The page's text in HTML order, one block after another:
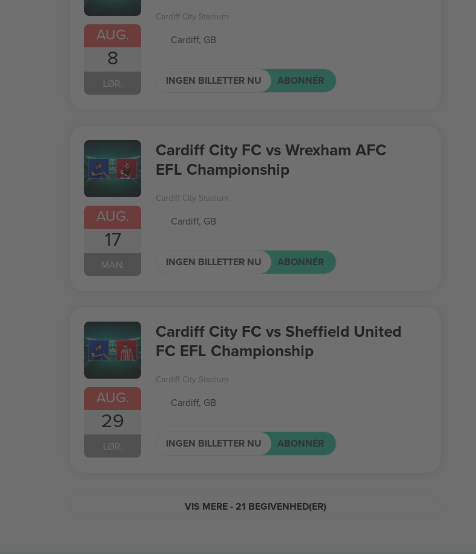
AUG.
8
LØR.
Cardiff City Stadium
Cardiff, GB
INGEN BILLETTER NU ABONNÉR
AUG.
17
MAN.
Cardiff City FC vs Wrexham AFC
EFL Championship
Cardiff City Stadium
Cardiff, GB
INGEN BILLETTER NU ABONNÉR
AUG.
29
LØR.
Cardiff City FC vs Sheffield United
FC EFL Championship
Cardiff City Stadium
Cardiff, GB
INGEN BILLETTER NU ABONNÉR
VIS MERE - 21 BEGIVENHED(ER)